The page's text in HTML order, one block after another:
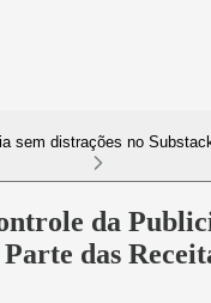
sem distrações no
da
das